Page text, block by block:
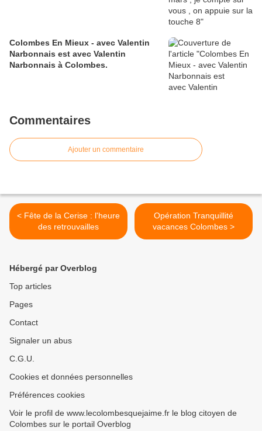
Colombes En Mieux - avec Valentin
Narbonnais est avec Valentin
Narbonnais à Colombes.
Commentaires
Ajouter un commentaire
< Fête de la Cerise : l'heure
des retrouvailles
Opération Tranquillité
vacances Colombes >
Hébergé par Overblog
Top articles
Pages
Contact
Signaler un abus
C.G.U.
Cookies et données personnelles
Préférences cookies
Voir le profil de www.lecolombesquejaime.fr le blog citoyen de
Colombes sur le portail Overblog